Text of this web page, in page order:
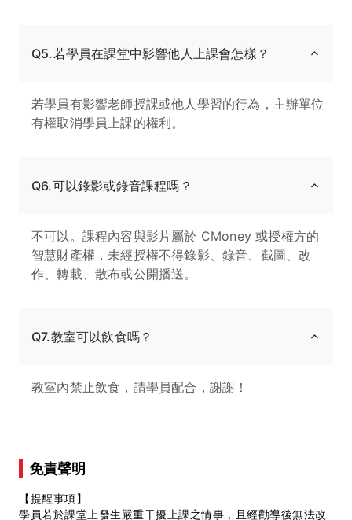
Q5.若學員在課堂中影響他人上課會怎樣？
若學員有影響老師授課或他人學習的行為，主辦單位
有權取消學員上課的權利。
Q6.可以錄影或錄音課程嗎？
不可以。課程內容與影片屬於 CMoney 或授權方的
智慧財產權，未經授權不得錄影、錄音、截圖、改
作、轉載、散布或公開播送。
Q7.教室可以飲食嗎？
教室內禁止飲食，請學員配合，謝謝！
免責聲明
【提醒事項】
學員若於課堂上發生嚴重干擾上課之情事，且經勸導後無法改